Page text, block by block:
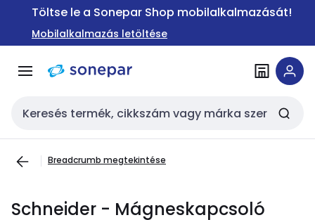
Ugrás a
Ugrás a
tartalomra
Töltse le a Sonepar Shop mobilalkalmazását!
Mobilalkalmazás letöltése
Keresési bemenet
Breadcrumb megtekintése
Schneider - Mágneskapcsoló